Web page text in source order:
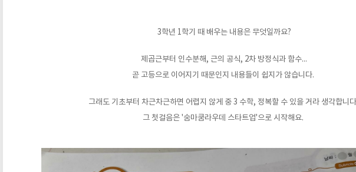
3학년 1학기 때 배우는 내용은 무엇일까요?
제곱근부터 인수분해, 근의 공식, 2차 방정식과 함수...
곧 고등으로 이어지기 때문인지 내용들이 쉽지가 않습니다.
그래도 기초부터 차근차근하면 어렵지 않게 중 3 수학, 정복할 수 있을 거라 생각합니
그 첫걸음은 '숨마쿰라우데 스타트업'으로 시작해요.